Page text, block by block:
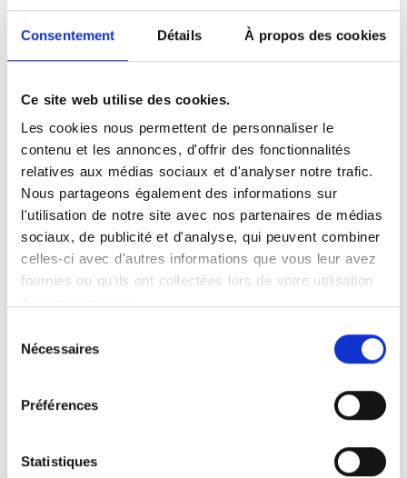
Consentement Détails À propos des cookies
Ce site web utilise des cookies.
Les cookies nous permettent de personnaliser le
contenu et les annonces, d'offrir des fonctionnalités
relatives aux médias sociaux et d'analyser notre trafic.
Nous partageons également des informations sur
l'utilisation de notre site avec nos partenaires de médias
sociaux, de publicité et d'analyse, qui peuvent combiner
celles-ci avec d'autres informations que vous leur avez
fournies ou qu'ils ont collectées lors de votre utilisation
Nécessaires
Préférences
Statistiques
de rayons X qu'une radiographie
standard) grâce au principe de la
Cet examen innovant par « balayage »
permet l'obtention d'une qualité
d'imagerie incomparable aux
radiographies standards. Le système
EOS, fabriqué par une firme française,
réalise simultanément des radiographies
de face et de profil du corps entier. Cet
examen est particulièrement adapté aux
pathologies ostéoarticulaires : scoliose,
douleurs lombaires et articulaires,
Se préparer pour un EOS
l'examen ?